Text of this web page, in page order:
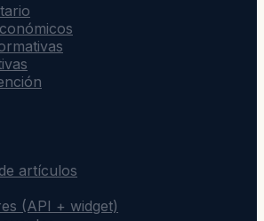
artículos
(API + widget)